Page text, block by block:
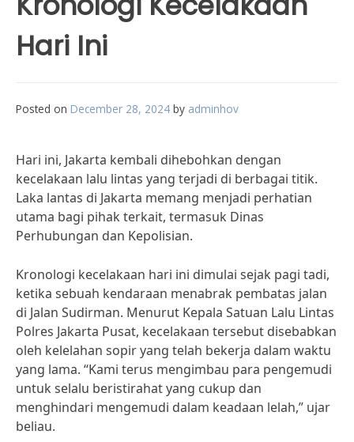
Hari Ini
Posted on December 28, 2024 by adminhov
Hari ini, Jakarta kembali dihebohkan dengan
kecelakaan lalu lintas yang terjadi di berbagai titik.
Laka lantas di Jakarta memang menjadi perhatian
utama bagi pihak terkait, termasuk Dinas
Perhubungan dan Kepolisian.
Kronologi kecelakaan hari ini dimulai sejak pagi tadi,
ketika sebuah kendaraan menabrak pembatas jalan
di Jalan Sudirman. Menurut Kepala Satuan Lalu Lintas
Polres Jakarta Pusat, kecelakaan tersebut disebabkan
oleh kelelahan sopir yang telah bekerja dalam waktu
yang lama. “Kami terus mengimbau para pengemudi
untuk selalu beristirahat yang cukup dan
menghindari mengemudi dalam keadaan lelah,” ujar
beliau.